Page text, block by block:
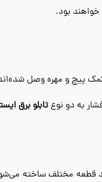
بود.
پیچ و مهره وصل
به دو نوعتابلو برق
قطعه مختلف ساخته